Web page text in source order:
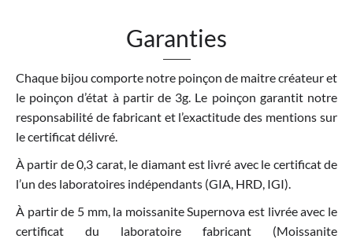
Garanties
Chaque bijou comporte notre poinçon de maitre créateur et
le poinçon d’état à partir de 3g. Le poinçon garantit notre
responsabilité de fabricant et l’exactitude des mentions sur
le certificat délivré.
À partir de 0,3 carat, le diamant est livré avec le certificat de
l’un des laboratoires indépendants (GIA, HRD, IGI).
À partir de 5 mm, la moissanite Supernova est livrée avec le
certificat du laboratoire fabricant (Moissanite